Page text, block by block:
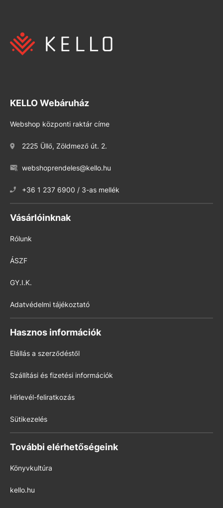
KELLO Webáruház
Webshop központi raktár címe
2225 Üllő, Zöldmező út. 2.
webshoprendeles@kello.hu
+36 1 237 6900 / 3-as mellék
Vásárlóinknak
Rólunk
ÁSZF
GY.I.K.
Adatvédelmi tájékoztató
Hasznos információk
Elállás a szerződéstől
Szállítási és fizetési információk
Hírlevél-feliratkozás
Sütikezelés
További elérhetőségeink
Könyvkultúra
kello.hu